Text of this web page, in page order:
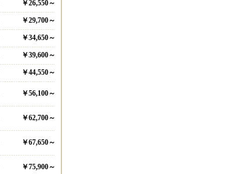
￥26,550～
￥29,700～
￥34,650～
￥39,600～
￥44,550～
￥56,100～
￥62,700～
￥67,650～
￥75,900～